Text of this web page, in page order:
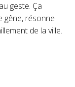
geste. Ça
gêne, résonne
de la ville.